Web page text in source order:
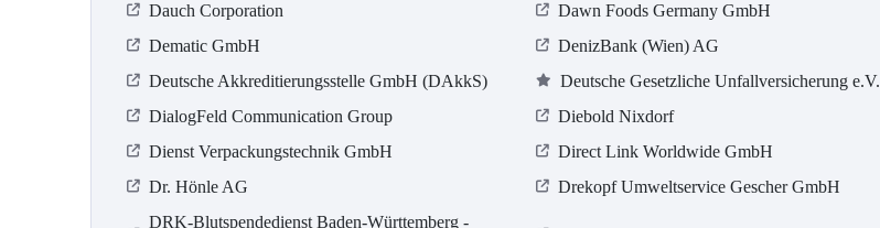
Dauch Corporation
Dawn Foods Germany GmbH
Dematic GmbH
DenizBank (Wien) AG
Deutsche Akkreditierungsstelle GmbH (DAkkS)
Deutsche Gesetzliche Unfallversicherung e.V.
DialogFeld Communication Group
Diebold Nixdorf
Dienst Verpackungstechnik GmbH
Direct Link Worldwide GmbH
Dr. Hönle AG
Drekopf Umweltservice Gescher GmbH
DRK-Blutspendedienst Baden-Württemberg -